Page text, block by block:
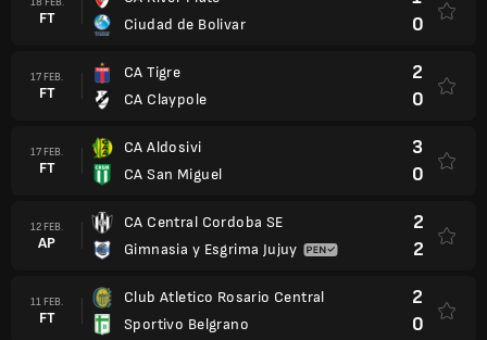
FT
Ciudad de Bolivar
0
17 FEB.
FT
CA Tigre
CA Claypole
2
0
17 FEB.
FT
CA Aldosivi
CA San Miguel
3
0
12 FEB.
AP
CA Central Cordoba SE
Gimnasia y Esgrima Jujuy
2
2
11 FEB.
FT
Club Atletico Rosario Central
Sportivo Belgrano
2
0